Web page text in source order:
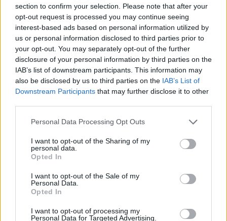
section to confirm your selection. Please note that after your
opt-out request is processed you may continue seeing
interest-based ads based on personal information utilized by
us or personal information disclosed to third parties prior to
your opt-out. You may separately opt-out of the further
disclosure of your personal information by third parties on the
IAB’s list of downstream participants. This information may
also be disclosed by us to third parties on the IAB’s List of
Downstream Participants that may further disclose it to other
Personal Data Processing Opt Outs
I want to opt-out of the Sharing of my
personal data.
Opted In
I want to opt-out of the Sale of my
Personal Data.
Opted In
I want to opt-out of processing my
Personal Data for Targeted Advertising.
Esim for Global
Esim for USA | Esim for Italy Esim for Spain|Esim